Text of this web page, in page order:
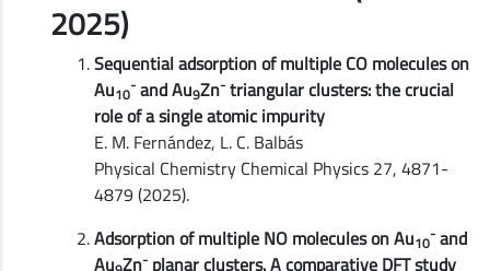
2025)
Sequential adsorption of multiple CO molecules on
Au10-and Au9Zn-triangular clusters: the crucial
role of a single atomic impurity
E. M. Fernández, L. C. Balbás
Physical Chemistry Chemical Physics 27, 4871-
4879 (2025).
Adsorption of multiple NO molecules on Au10-and
Au Zn-planar clusters. A comparative DFT study